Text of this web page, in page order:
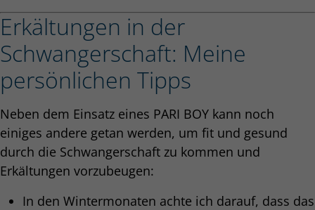
Erkältungen in der
Schwangerschaft: Meine
persönlichen Tipps
Neben dem Einsatz eines PARI BOY kann noch
einiges andere getan werden, um fit und gesund
durch die Schwangerschaft zu kommen und
Erkältungen vorzubeugen:
In den Wintermonaten achte ich darauf, dass das